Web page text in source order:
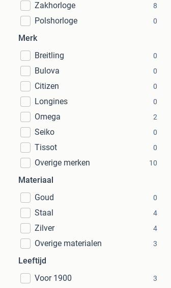
Zakhorloge
8
Polshorloge 0
Merk
Breitling
0
Bulova 0
Citizen 0
Longines 0
Omega 2
Seiko 0
Tissot 0
Overige merken 10
Materiaal
Goud
0
Staal 4
Zilver 4
Overige materialen 3
Leeftijd
Voor 1900
3